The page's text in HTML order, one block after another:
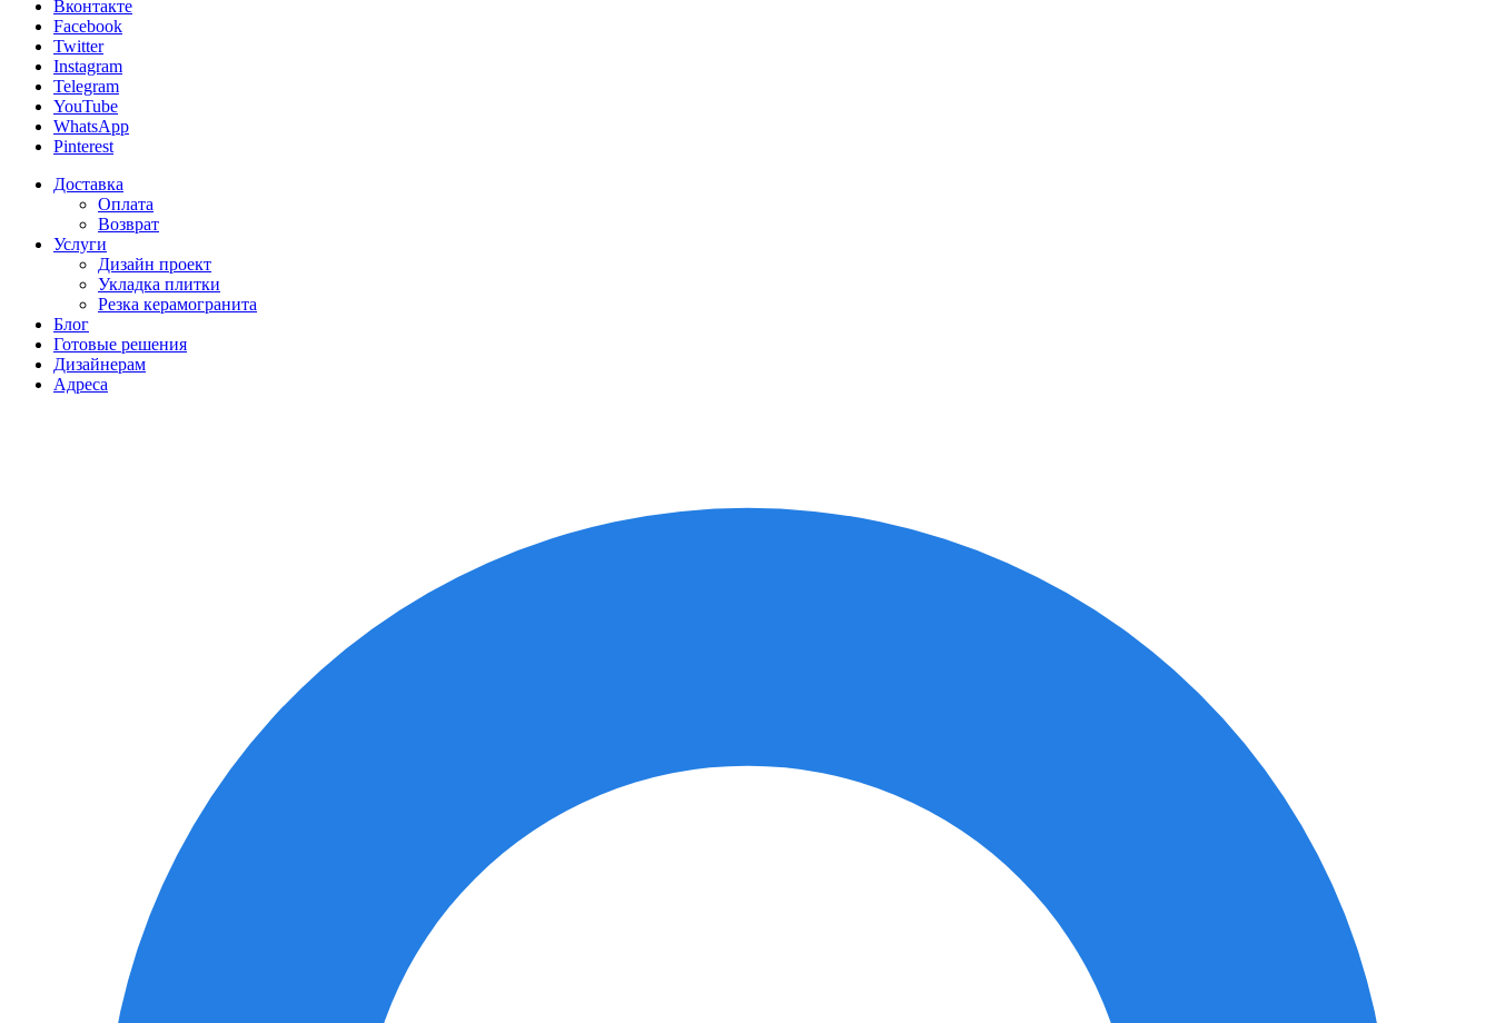
Вконтакте
Facebook
Twitter
Instagram
Telegram
YouTube
WhatsApp
Pinterest
Доставка
Оплата
Возврат
Услуги
Дизайн проект
Укладка плитки
Резка керамогранита
Блог
Готовые решения
Дизайнерам
Адреса